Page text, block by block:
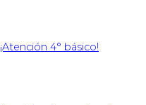
¡Atención 4° básico!